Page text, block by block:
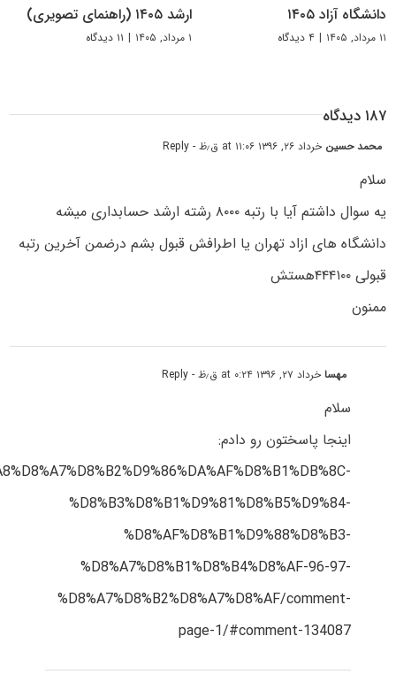
دانشگاه آزاد ۱۴۰۵
۱۱ مرداد, ۱۴۰۵ | ۴ دیدگاه
ارشد ۱۴۰۵ (راهنمای تصویری)
۱ مرداد, ۱۴۰۵ | ۱۱ دیدگاه
۱۸۷ دیدگاه
محمد حسین خرداد ۲۶, ۱۳۹۶ at ۱۱:۰۶ ق٫ظ - Reply
سلام
یه سوال داشتم آیا با رتبه ۸۰۰۰ رشته ارشد حسابداری میشه
دانشگاه های ازاد تهران یا اطرافش قبول بشم درضمن آخرین رتبه
قبولی ۴۴۴۱۰۰هستش
ممنون
مهساخرداد ۲۷, ۱۳۹۶ at ۰:۲۴ ق٫ظ - Reply
سلام
اینجا پاسختون رو دادم:
%D8%B3%D8%B1%D9%81%D8%B5%D9%84-
%D8%AF%D8%B1%D9%88%D8%B3-
%D8%A7%D8%B1%D8%B4%D8%AF-96-97-
%D8%A7%D8%B2%D8%A7%D8%AF/comment-
page-1/#comment-134087